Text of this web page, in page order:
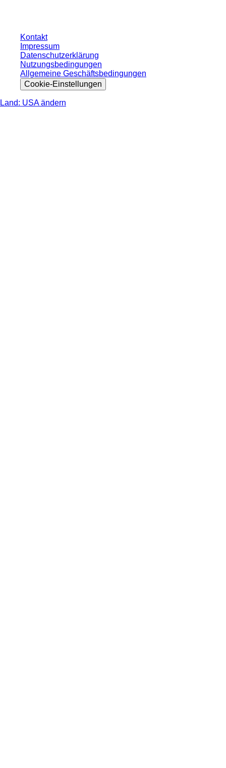
Kontakt
Impressum
Datenschutzerklärung
Nutzungsbedingungen
Allgemeine Geschäftsbedingungen
Cookie-Einstellungen
Land: USA ändern